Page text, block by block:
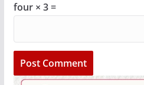
four × 3 =